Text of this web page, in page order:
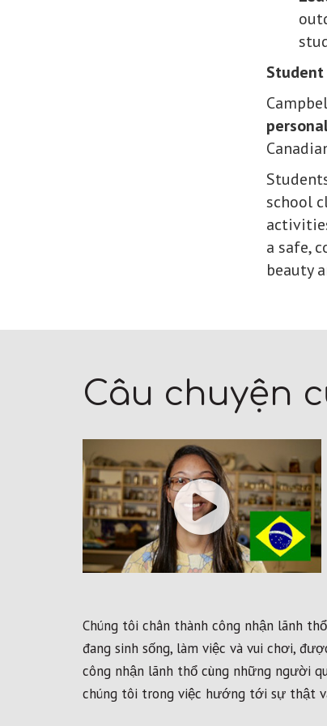
Student
school
a safe,
beauty
Câu chuyện
Chúng tôi chân thành công nhận lãnh
đang sinh sống, làm việc và vui chơi,
công nhận lãnh thổ cùng những người
chúng tôi trong việc hướng tới sự thật